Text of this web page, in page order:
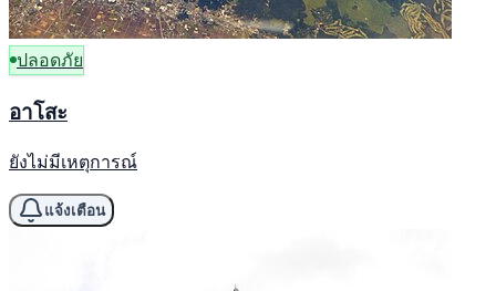
ปลอดภัย
อาโสะ
ยังไม่มีเหตุการณ์
แจ้งเตือน